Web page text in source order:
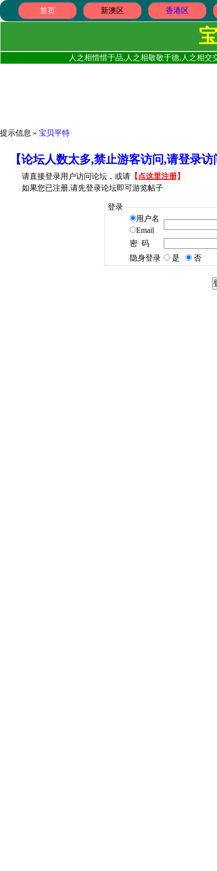
首页 新澳区 香港区
人之相惜惜于品,人之相敬敬于德,人之相
提示信息 » 宝贝平特
【论坛人数太多,禁止游客访问,请登录
请直接登录用户访问论坛，或请 【 点这里注册】
如果您已注册,请先登录论坛即可游览帖子
登录
用户名
Email
密 码
隐身登录
是 否